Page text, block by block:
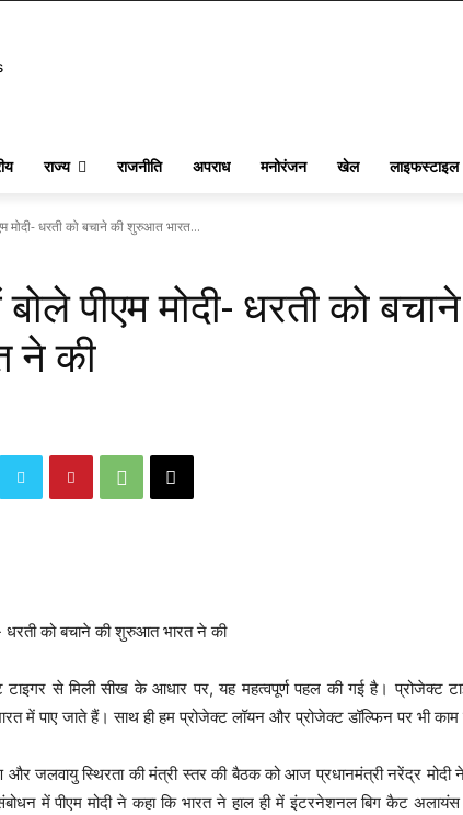
राज्य राजनीति अपराध मनोरंजन खेल लाइफस्टाइल
मोदी- धरती को बचाने की शुरुआत भारत...
पीएम मोदी- धरती को
ने की
टाइगर से मिली सीख के आधार पर, यह महत्वपूर्ण पहल की गई है। प्रोजेक्ट
में पाए जाते हैं। साथ ही हम प्रोजेक्ट लॉयन और प्रोजेक्ट डॉल्फिन पर भी
और जलवायु स्थिरता की मंत्री स्तर की बैठक को आज प्रधानमंत्री नरेंद्र मोदी ने
में पीएम मोदी ने कहा कि भारत ने हाल ही में इंटरनेशनल बिग कैट